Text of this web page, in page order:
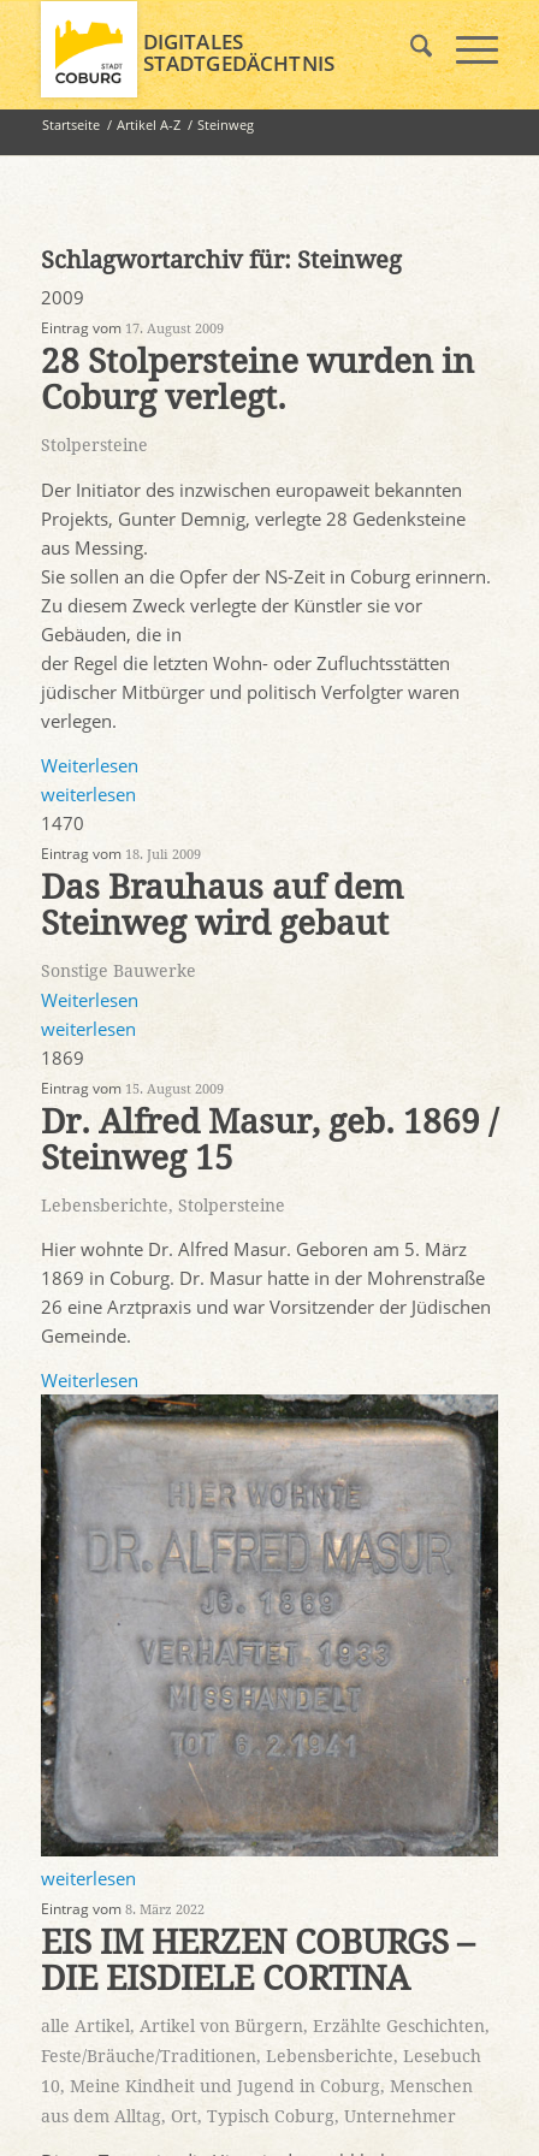
DIGITALES
STADTGEDÄCHTNIS
Startseite / Artikel A-Z / Steinweg
Schlagwortarchiv für: Steinweg
2009
Eintrag vom 17. August 2009
28 Stolpersteine wurden in
Coburg verlegt.
Stolpersteine
Der Initiator des inzwischen europaweit bekannten
Projekts, Gunter Demnig, verlegte 28 Gedenksteine
aus Messing.
Sie sollen an die Opfer der NS-Zeit in Coburg erinnern.
Zu diesem Zweck verlegte der Künstler sie vor
Gebäuden, die in
der Regel die letzten Wohn- oder Zufluchtsstätten
jüdischer Mitbürger und politisch Verfolgter waren
verlegen.
Weiterlesen
weiterlesen
1470
Eintrag vom 18. Juli 2009
Das Brauhaus auf dem
Steinweg wird gebaut
Sonstige Bauwerke
Weiterlesen
weiterlesen
1869
Eintrag vom 15. August 2009
Dr. Alfred Masur, geb. 1869 /
Steinweg 15
Lebensberichte, Stolpersteine
Hier wohnte Dr. Alfred Masur. Geboren am 5. März
1869 in Coburg. Dr. Masur hatte in der Mohrenstraße
26 eine Arztpraxis und war Vorsitzender der Jüdischen
Gemeinde.
Weiterlesen
weiterlesen
Eintrag vom 8. März 2022
EIS IM HERZEN COBURGS –
DIE EISDIELE CORTINA
alle Artikel, Artikel von Bürgern, Erzählte Geschichten,
Feste/Bräuche/Traditionen, Lebensberichte, Lesebuch
10, Meine Kindheit und Jugend in Coburg, Menschen
aus dem Alltag, Ort, Typisch Coburg, Unternehmer